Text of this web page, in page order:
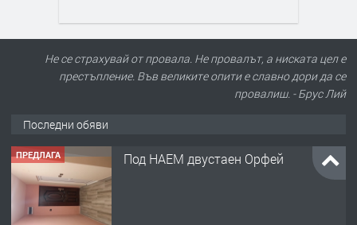
Не се страхувай от провала. Не провалът, а ниската цел е
престъпление. Във великите опити е славно дори да се
провалиш. - Брус Лий
Последни обяви
ПРЕДЛАГА Под НАЕМ двустаен Орфей